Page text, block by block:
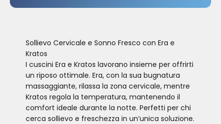
Sollievo Cervicale e Sonno Fresco con Era e
Kratos
I cuscini Era e Kratos lavorano insieme per offrirti
un riposo ottimale. Era, con la sua bugnatura
massaggiante, rilassa la zona cervicale, mentre
Kratos regola la temperatura, mantenendo il
comfort ideale durante la notte. Perfetti per chi
cerca sollievo e freschezza in un’unica soluzione.